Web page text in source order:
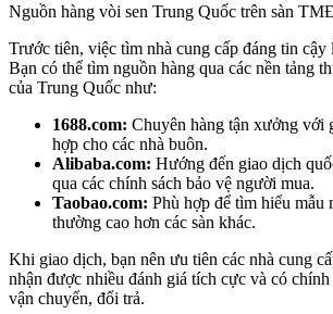
Nguồn hàng vòi sen Trung Quốc trên sàn
Trước tiên, việc tìm nhà cung cấp đáng tin cậy
Bạn có thể tìm nguồn hàng qua các nền tảng
của Trung Quốc như:
1688.com: Chuyên hàng tận xưởng với
hợp cho các nhà buôn.
Alibaba.com: Hướng đến giao dịch
qua các chính sách bảo vệ người mua.
Taobao.com: Phù hợp để tìm hiểu mẫu
thường cao hơn các sàn khác.
Khi giao dịch, bạn nên ưu tiên các nhà cung
nhận được nhiều đánh giá tích cực và có
vận chuyển, đổi trả.